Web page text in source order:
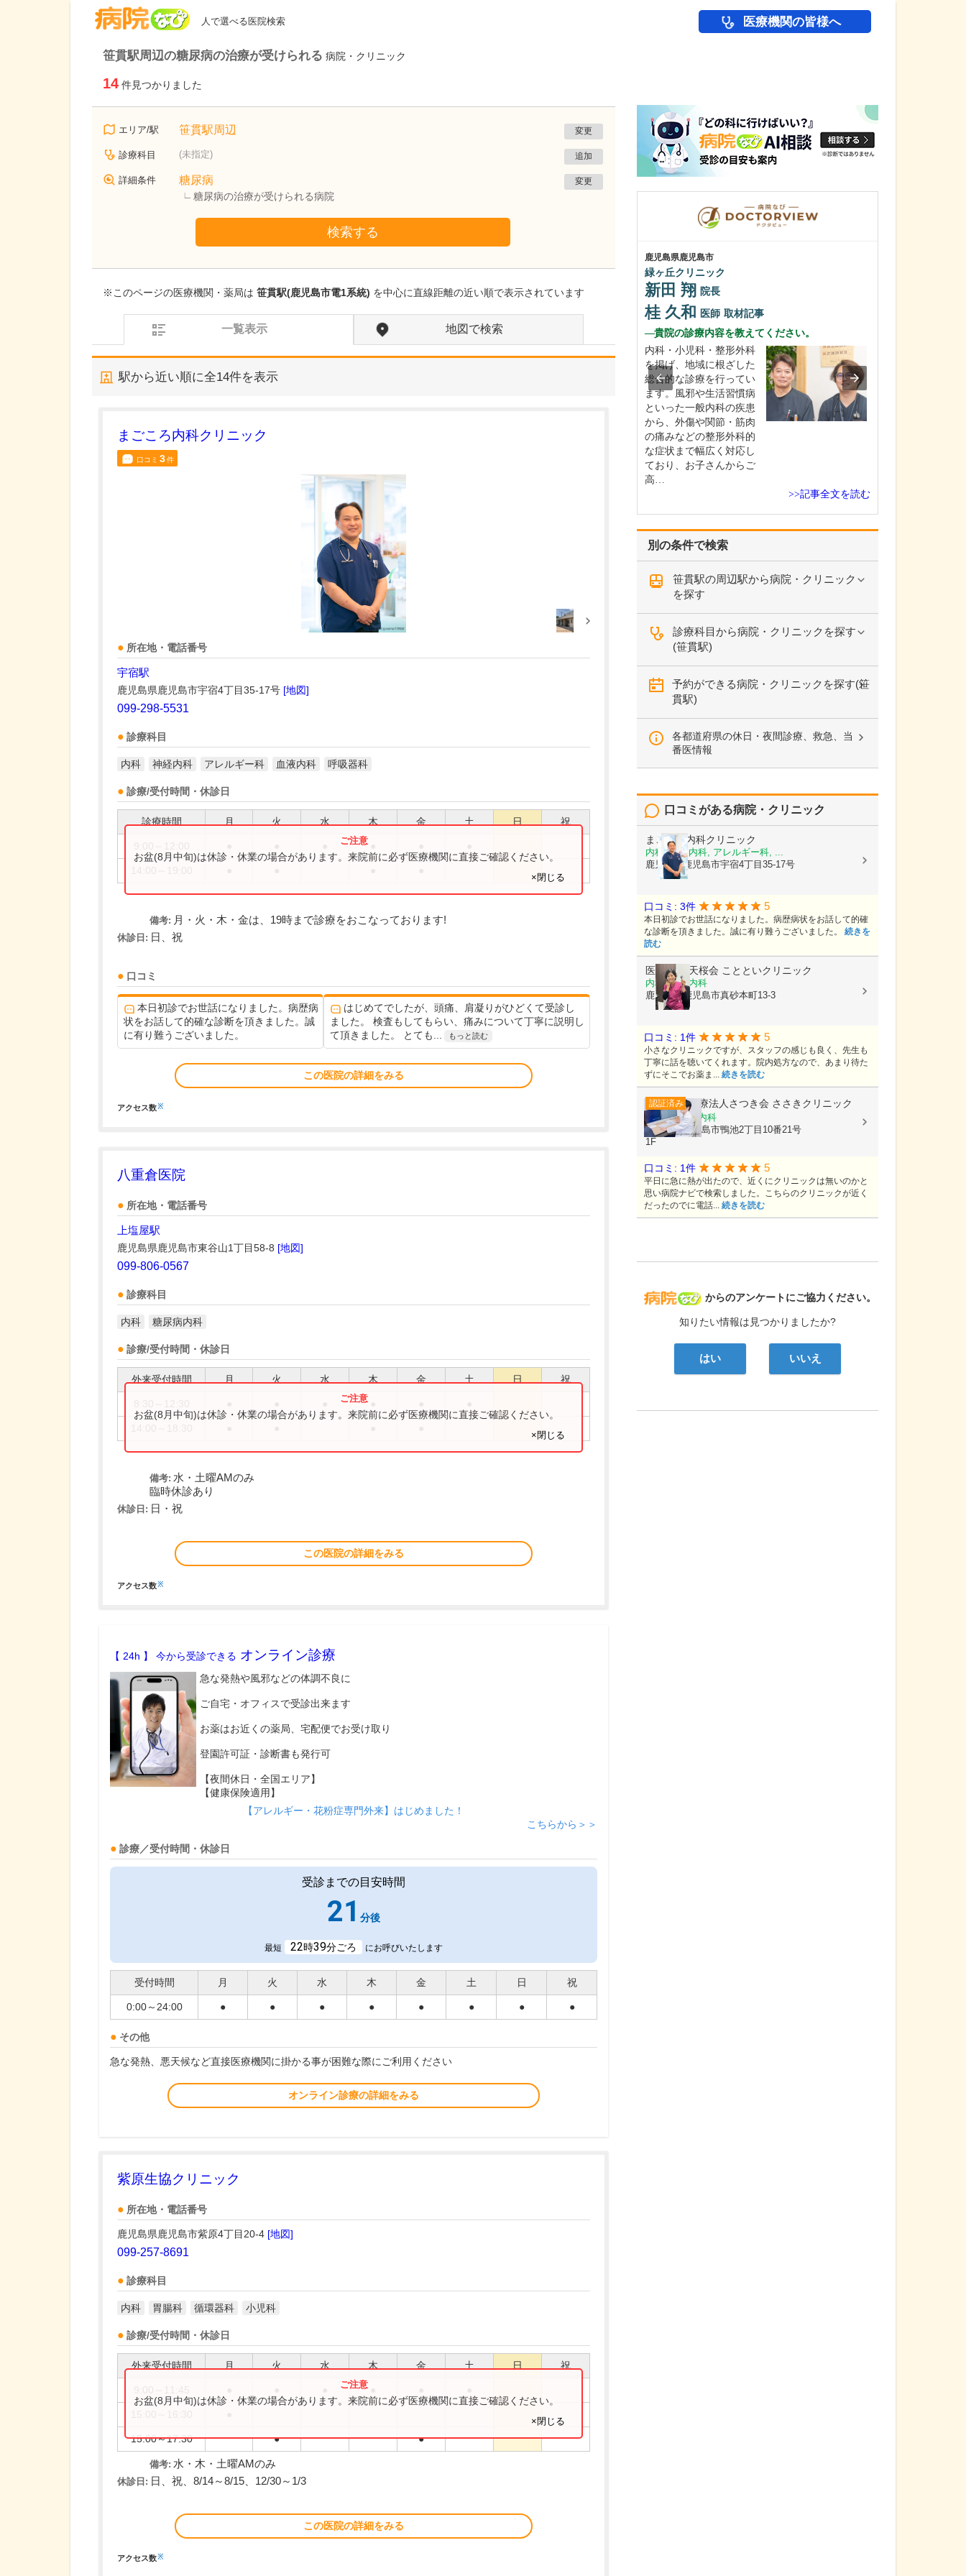
人で選べる医院検索 医療機関の皆様へ
笹貫駅周辺の糖尿病の治療が受けられる 病院・クリニック
14 件見つかりました
エリア/駅 笹貫駅周辺 変更
診療科目 (未指定) 追加
詳細条件 糖尿病
糖尿病の治療が受けられる病院
変更
検索する
※このページの医療機関・薬局は 笹貫駅(鹿児島市電1系統) を中心に直線距離の近い順で表示されています
一覧表示 地図で検索
駅から近い順に全14件を表示
まごころ内科クリニック
口コミ 3件
所在地・電話番号
宇宿駅
鹿児島県鹿児島市宇宿4丁目35-17号 [地図]
099-298-5531
診療科目
内科 神経内科 アレルギー科 血液内科 呼吸器科
診療/受付時間・休診日
診療時間 月 火 水 木 金 土 日 祝
お盆(8月中旬)は休診・休業の場合があります。来院前に必ず医療機関に直接ご確認ください。
×閉じる
備考: 月・火・木・金は、19時まで診療をおこなっております!
休診日: 日、祝
口コミ
本日初診でお世話になりました。病歴病
状をお話して的確な診断を頂きました。誠
に有り難うございました。
はじめてでしたが、頭痛、肩凝りがひどくて受診し
ました。 検査もしてもらい、痛みについて丁寧に説明し
て頂きました。 とても...
もっと読む
この医院の詳細をみる
アクセス数※
八重倉医院
所在地・電話番号
上塩屋駅
鹿児島県鹿児島市東谷山1丁目58-8 [地図]
099-806-0567
診療科目
内科 糖尿病内科
診療/受付時間・休診日
外来受付時間 月 火 水 木 金 土 日 祝
お盆(8月中旬)は休診・休業の場合があります。来院前に必ず医療機関に直接ご確認ください。
×閉じる
備考: 水・土曜AMのみ
臨時休診あり
休診日: 日・祝
この医院の詳細をみる
アクセス数※
【 24h 】 今から受診できる オンライン診療
急な発熱や風邪などの体調不良に
ご自宅・オフィスで受診出来ます
お薬はお近くの薬局、宅配便でお受け取り
登園許可証・診断書も発行可
【夜間休日・全国エリア】
【健康保険適用】
【アレルギー・花粉症専門外来】はじめました！
こちらから＞＞
診療／受付時間・休診日
受診までの目安時間
21 分後
最短 22時39分ごろ にお呼びいたします
受付時間 月 火 水 木 金 土 日 祝
0:00～24:00 ● ● ● ● ● ● ● ●
その他
急な発熱、悪天候など直接医療機関に掛かる事が困難な際にご利用ください
オンライン診療の詳細をみる
紫原生協クリニック
所在地・電話番号
鹿児島県鹿児島市紫原4丁目20-4 [地図]
099-257-8691
診療科目
内科 胃腸科 循環器科 小児科
診療/受付時間・休診日
外来受付時間 月 火 水 木 金 土 日 祝
15:00～17:30 ● ●
お盆(8月中旬)は休診・休業の場合があります。来院前に必ず医療機関に直接ご確認ください。
×閉じる
備考: 水・木・土曜AMのみ
休診日: 日、祝、8/14～8/15、12/30～1/3
この医院の詳細をみる
アクセス数※
別の条件で検索
笹貫駅の周辺駅から病院・クリニック
を探す
診療科目から病院・クリニックを探す
(笹貫駅)
予約ができる病院・クリニックを探す(笹
貫駅)
各都道府県の休日・夜間診療、救急、当
番医情報
病院なび
からのアンケートにご協力ください。
知りたい情報は見つかりましたか?
はい いいえ
口コミがある病院・クリニック
まごころ内科クリニック
内科, 神経内科, アレルギー科, ...
鹿児島県鹿児島市宇宿4丁目35-17号
口コミ: 3件 5
本日初診でお世話になりました。病歴病状をお話して的確
な診断を頂きました。誠に有り難うございました。 続きを
読む
医療法人 天桜会 ことといクリニック
内科, 血液内科
鹿児島県鹿児島市真砂本町13-3
口コミ: 1件 5
小さなクリニックですが、スタッフの感じも良く、先生も
丁寧に話を聴いてくれます。院内処方なので、あまり待た
ずにそこでお薬ま... 続きを読む
認証済み 医療法人さつき会 ささきクリニック
内科, 循環器内科
鹿児島県鹿児島市鴨池2丁目10番21号
1F
口コミ: 1件 5
平日に急に熱が出たので、近くにクリニックは無いのかと
思い病院ナビで検索しました。こちらのクリニックが近く
だったのでに電話... 続きを読む
鹿児島県鹿児島市
緑ヶ丘クリニック
新田 翔 院長
桂 久和 医師 取材記事
貴院の診療内容を教えてください。
内科・小児科・整形外科
を掲げ、地域に根ざした
総合的な診療を行ってい
ます。風邪や生活習慣病
といった一般内科の疾患
から、外傷や関節・筋肉
の痛みなどの整形外科的
な症状まで幅広く対応し
ており、お子さんからご
高…
>>記事全文を読む
竹内内科小児科医院
五藤 良将院長取材記事
「診断や治療についてわ
かりやすく説明する」
「無駄な治療や投薬をし